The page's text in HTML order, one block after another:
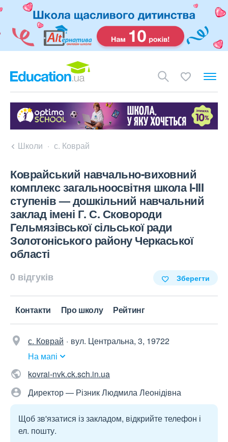
Школи с. Коврай
Коврайський навчально-виховний
комплекс загальноосвітня школа I-III
ступенів — дошкільний навчальний
заклад імені Г. С. Сковороди
Гельмязівської сільської ради
Золотоніського району Черкаської
області
0 відгуків Зберегти
Контакти Про школу Рейтинг
с. Коврай
вул. Центральна, 3, 19722
На мапі
kovrai-nvk.ck.sch.in.ua
Директор — Різник Людмила Леонідівна
Щоб зв'язатися із закладом, відкрийте телефон і
ел. пошту.